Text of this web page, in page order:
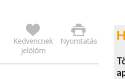
Nyomtatás
Kedvencnek
jelölöm